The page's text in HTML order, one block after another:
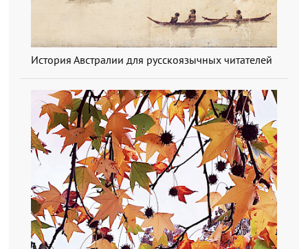
История Австралии для русскоязычных читателей